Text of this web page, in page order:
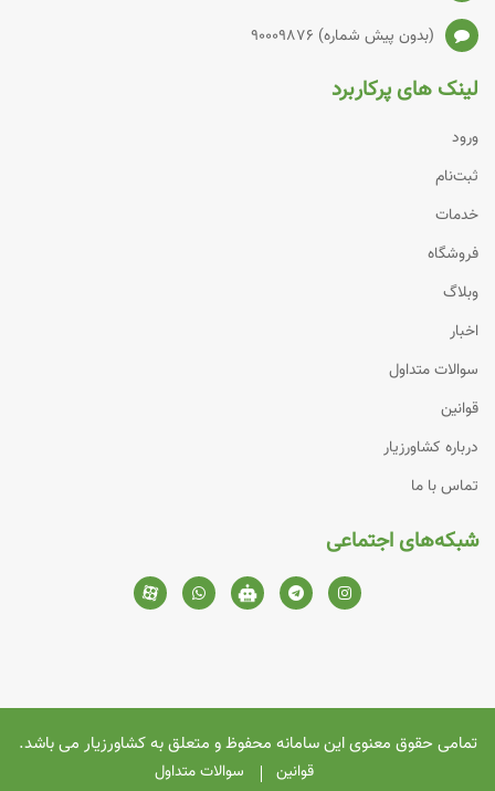
(بدون پیش شماره) 90009876
لینک های پرکاربرد
ورود
ثبت‌نام
خدمات
فروشگاه
وبلاگ
اخبار
سوالات متداول
قوانین
درباره کشاورزیار
تماس با ما
شبکه‌های اجتماعی
تمامی حقوق معنوی این سامانه محفوظ و متعلق بهکشاورزیار می باشد.
قوانین سوالات متداول